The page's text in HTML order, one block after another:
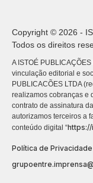
Copyright © 2026 -
Todos os direitos
A ISTOÉ
vinculação editorial e
PUBLICACÕES LTDA
realizamos cobranças e
contrato de assinatura
autorizamos terceiros a
conteúdo digital “
Política de Privacidade